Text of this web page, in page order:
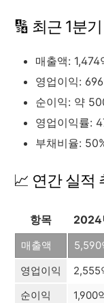
🔢 최근 1분
매출액:
영업이익:
순이익: 약
영업이익률:
부채비율:
📈 연간 실적
항목 2024
매출액 5,590
영업이익
2,555
순이익
1,900